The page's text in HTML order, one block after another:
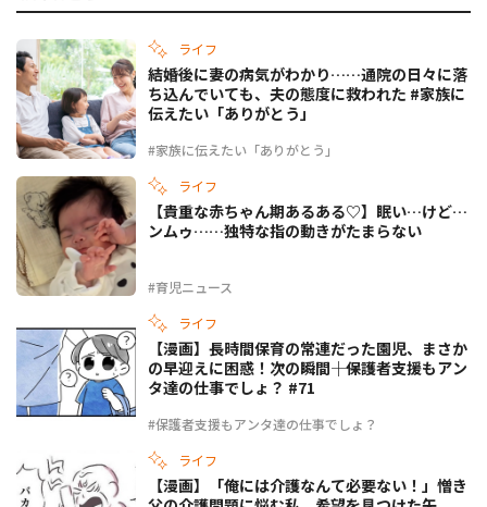
ライフ
#家族に伝えたい「ありがとう」
結婚後に妻の病気がわかり……通院の日々に落
ち込んでいても、夫の態度に救われた #家族に
伝えたい「ありがとう」
ライフ
#育児ニュース
【貴重な赤ちゃん期あるある♡】眠い…けど…
ンムゥ……独特な指の動きがたまらない
ライフ
#保護者支援もアンタ達の仕事でしょ？
【漫画】長時間保育の常連だった園児、まさか
の早迎えに困惑！次の瞬間――｜保護者支援もアン
タ達の仕事でしょ？ #71
ライフ
【漫画】「俺には介護なんて必要ない！」憎き